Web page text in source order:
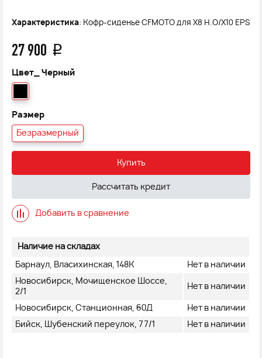
Характеристика: Кофр-сиденье CFMOTO для X8 H.O/X10 EPS
27 900 q
Цвет_ Черный
Размер
Безразмерный
Купить
Рассчитать кредит
Добавить в сравнение
Наличие на складах
Барнаул, Власихинская, 148К
Нет в наличии
Новосибирск, Мочищенское Шоссе,
2/1
Нет в наличии
Новосибирск, Станционная, 60Д
Нет в наличии
Бийск, Шубенский переулок, 77/1
Нет в наличии